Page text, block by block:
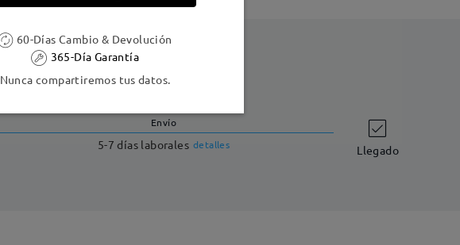
Envío
5-7 días laborales detalles Llegado
60-Días Cambio & Devolución
365-Día Garantía
Nunca compartiremos tus datos.